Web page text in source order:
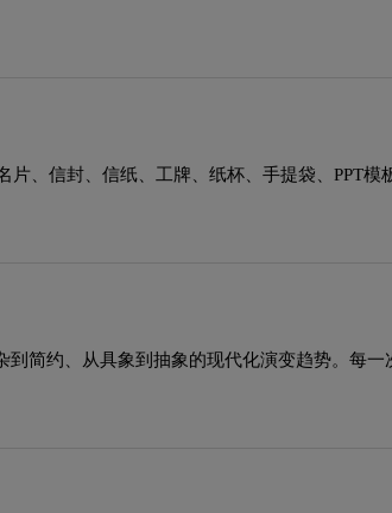
、信封、信纸、工牌、纸杯、手提袋、PPT模
简约、从具象到抽象的现代化演变趋势。每